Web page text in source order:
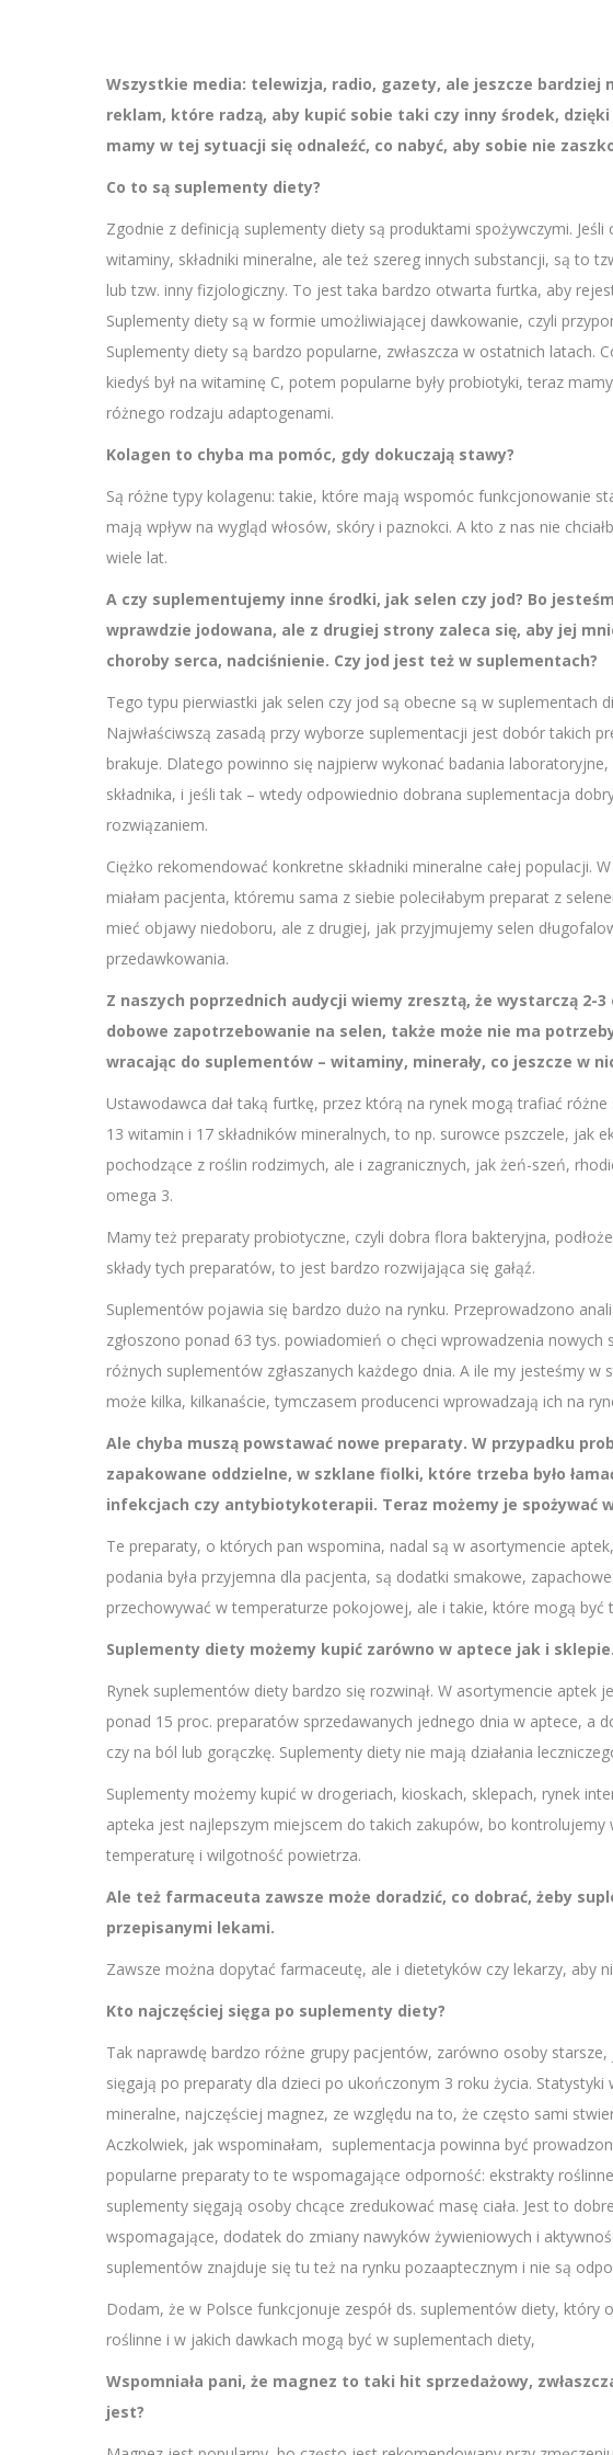
Wszystkie media: telewizja, radio, gazety, ale jeszcze bardziej
reklam, które radzą, aby kupić sobie taki czy inny środek,
mamy w tej sytuacji się odnaleźć, co nabyć, aby sobie nie
Co to są suplementy diety?
Zgodnie z definicją suplementy diety są produktami spożywczymi. Jeśli
witaminy, składniki mineralne, ale też szereg innych substancji, są to
lub tzw. inny fizjologiczny. To jest taka bardzo otwarta furtka, aby
Suplementy diety są w formie umożliwiającej dawkowanie, czyli
Suplementy diety są bardzo popularne, zwłaszcza w ostatnich latach.
kiedyś był na witaminę C, potem popularne były probiotyki, teraz
różnego rodzaju adaptogenami.
Kolagen to chyba ma pomóc, gdy dokuczają stawy?
Są różne typy kolagenu: takie, które mają wspomóc funkcjonowanie
mają wpływ na wygląd włosów, skóry i paznokci. A kto z nas nie
wiele lat.
A czy suplementujemy inne środki, jak selen czy jod? Bo
wprawdzie jodowana, ale z drugiej strony zaleca się, aby jej
choroby serca, nadciśnienie. Czy jod jest też w suplementach?
Tego typu pierwiastki jak selen czy jod są obecne są w suplementach
Najwłaściwszą zasadą przy wyborze suplementacji jest dobór takich
brakuje. Dlatego powinno się najpierw wykonać badania
składnika, i jeśli tak – wtedy odpowiednio dobrana suplementacja
rozwiązaniem.
Ciężko rekomendować konkretne składniki mineralne całej populacji.
miałam pacjenta, któremu sama z siebie poleciłabym preparat z
mieć objawy niedoboru, ale z drugiej, jak przyjmujemy selen
przedawkowania.
Z naszych poprzednich audycji wiemy zresztą, że wystarczą 2-
dobowe zapotrzebowanie na selen, także może nie ma
wracając do suplementów – witaminy, minerały, co jeszcze w
Ustawodawca dał taką furtkę, przez którą na rynek mogą trafiać
13 witamin i 17 składników mineralnych, to np. surowce pszczele, jak
pochodzące z roślin rodzimych, ale i zagranicznych, jak żeń-szeń,
omega 3.
Mamy też preparaty probiotyczne, czyli dobra flora bakteryjna,
składy tych preparatów, to jest bardzo rozwijająca się gałąź.
Suplementów pojawia się bardzo dużo na rynku. Przeprowadzono
zgłoszono ponad 63 tys. powiadomień o chęci wprowadzenia
różnych suplementów zgłaszanych każdego dnia. A ile my jesteśmy
może kilka, kilkanaście, tymczasem producenci wprowadzają ich na
Ale chyba muszą powstawać nowe preparaty. W przypadku
zapakowane oddzielne, w szklane fiolki, które trzeba było
infekcjach czy antybiotykoterapii. Teraz możemy je spożywać
Te preparaty, o których pan wspomina, nadal są w asortymencie
podania była przyjemna dla pacjenta, są dodatki smakowe,
przechowywać w temperaturze pokojowej, ale i takie, które mogą być
Suplementy diety możemy kupić zarówno w aptece jak i sklepie.
Rynek suplementów diety bardzo się rozwinął. W asortymencie aptek
ponad 15 proc. preparatów sprzedawanych jednego dnia w aptece, a
czy na ból lub gorączkę. Suplementy diety nie mają działania
Suplementy możemy kupić w drogeriach, kioskach, sklepach, rynek
apteka jest najlepszym miejscem do takich zakupów, bo kontrolujemy
temperaturę i wilgotność powietrza.
Ale też farmaceuta zawsze może doradzić, co dobrać, żeby
przepisanymi lekami.
Zawsze można dopytać farmaceutę, ale i dietetyków czy lekarzy, aby
Kto najczęściej sięga po suplementy diety?
Tak naprawdę bardzo różne grupy pacjentów, zarówno osoby
sięgają po preparaty dla dzieci po ukończonym 3 roku życia.
mineralne, najczęściej magnez, ze względu na to, że często sami
Aczkolwiek, jak wspominałam, suplementacja powinna być
popularne preparaty to te wspomagające odporność: ekstrakty
suplementy sięgają osoby chcące zredukować masę ciała. Jest to
wspomagające, dodatek do zmiany nawyków żywieniowych i
suplementów znajduje się tu też na rynku pozaaptecznym i nie są
Dodam, że w Polsce funkcjonuje zespół ds. suplementów diety, który
roślinne i w jakich dawkach mogą być w suplementach diety,
Wspomniała pani, że magnez to taki hit sprzedażowy,
jest?